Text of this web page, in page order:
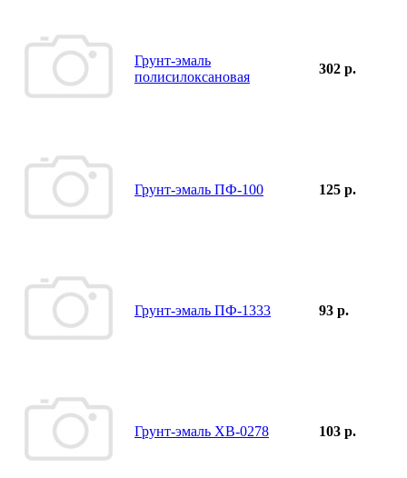
Грунт-эмаль
полисилоксановая
302 р.
Грунт-эмаль ПФ-100 125 р.
Грунт-эмаль ПФ-1333 93 р.
Грунт-эмаль ХВ-0278 103 р.